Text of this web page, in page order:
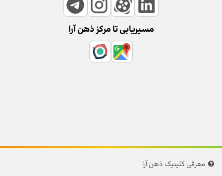
مسیریابی تا مرکز ذهن آرا
معرفی کلینیک ذهن آرا